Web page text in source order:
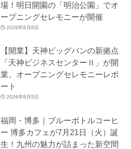
場！明日開園の「明治公園」でオ
ープニングセレモニーが開催
2026年8月6日
【開業】天神ビッグバンの新拠点
「天神ビジネスセンターⅡ」が開
業。オープニングセレモニーレポ
ート
2026年8月5日
福岡・博多｜ブルーボトルコーヒ
ー 博多カフェが7月21日（火）誕
生！九州の魅力が詰まった新空間